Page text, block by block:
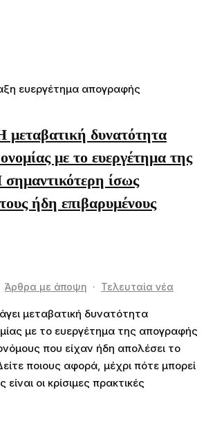
δυνατότητα
με το ευεργέτημα της
ίσως
ήδη επιβαρυμένους
Άρθρα με άποψη · Τελευταία νέα
μεταβατική δυνατότητα
με το ευεργέτημα της απογραφής
που είχαν ήδη απολέσει το
ποιους αφορά, μέχρι πότε μπορεί
είναι οι κρίσιμες πρακτικές